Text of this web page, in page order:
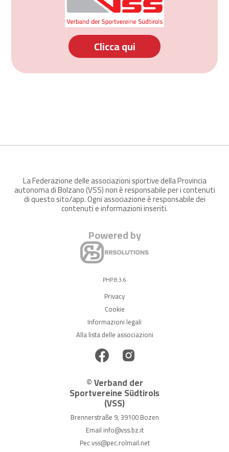
Clicca qui
La Federazione delle associazioni sportive della Provincia
autonoma di Bolzano (VSS) non è responsabile per i contenuti
di questo sito/app. Ogni associazione è responsabile dei
contenuti e informazioni inseriti.
Powered by
PHP 8.3.6
Privacy
Cookie
Informazioni legali
Alla lista delle associazioni
© Verband der
Sportvereine Südtirols
(VSS)
Brennerstraße 9, 39100 Bozen
Email info@vss.bz.it
Pecvss@pec.rolmail.net